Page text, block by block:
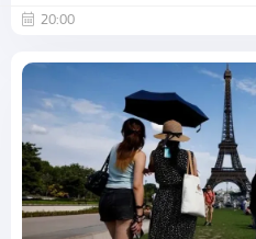
20:00